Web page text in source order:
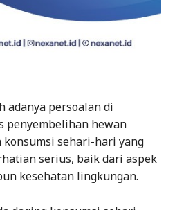
adanya persoalan di
penyembelihan hewan
sehari-hari yang
serius, baik dari aspek
kesehatan lingkungan.